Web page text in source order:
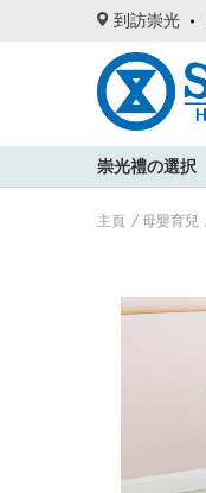
到訪崇光
崇光禮の選択
主頁 母嬰育兒